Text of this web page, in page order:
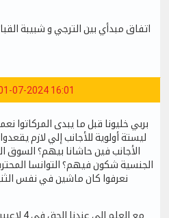
اتفاق مبدأي بين الترجي و شبيبة
07-2024 16:01
بربي خليونا قبل ما يبدى المركاتوا
ليستة أولوية للأجانب إلي لازم
الأجانب فين حاشانا بيهم؟
الجنسية شكون فيهم؟ التوانسا
نعرفوا كان ماشين في نفس